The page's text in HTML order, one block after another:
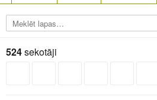
524sekotāji